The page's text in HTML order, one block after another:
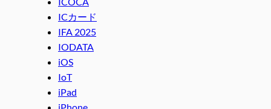
ICカード
IFA 2025
IODATA
iOS
IoT
iPad